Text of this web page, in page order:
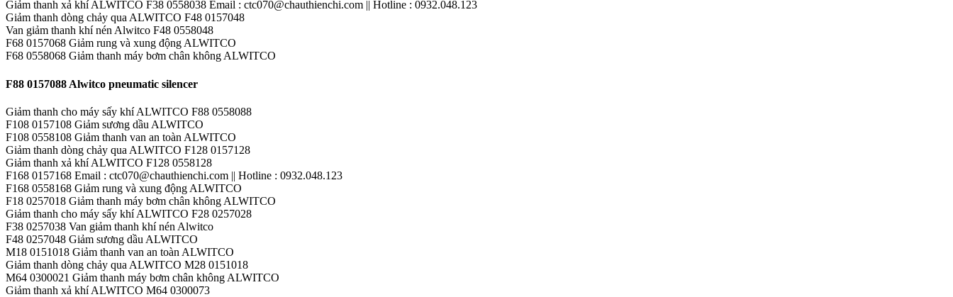
Giảm thanh xả khí ALWITCO F38 0558038 Email : ctc070@chauthienchi.com || Hotline : 0932.048.123
Giảm thanh dòng chảy qua ALWITCO F48 0157048
Van giảm thanh khí nén Alwitco F48 0558048
F68 0157068 Giảm rung và xung động ALWITCO
F68 0558068 Giảm thanh máy bơm chân không ALWITCO
F88 0157088 Alwitco pneumatic silencer
Giảm thanh cho máy sấy khí ALWITCO F88 0558088
F108 0157108 Giảm sương dầu ALWITCO
F108 0558108 Giảm thanh van an toàn ALWITCO
Giảm thanh dòng chảy qua ALWITCO F128 0157128
Giảm thanh xả khí ALWITCO F128 0558128
F168 0157168 Email : ctc070@chauthienchi.com || Hotline : 0932.048.123
F168 0558168 Giảm rung và xung động ALWITCO
F18 0257018 Giảm thanh máy bơm chân không ALWITCO
Giảm thanh cho máy sấy khí ALWITCO F28 0257028
F38 0257038 Van giảm thanh khí nén Alwitco
F48 0257048 Giảm sương dầu ALWITCO
M18 0151018 Giảm thanh van an toàn ALWITCO
Giảm thanh dòng chảy qua ALWITCO M28 0151018
M64 0300021 Giảm thanh máy bơm chân không ALWITCO
Giảm thanh xả khí ALWITCO M64 0300073